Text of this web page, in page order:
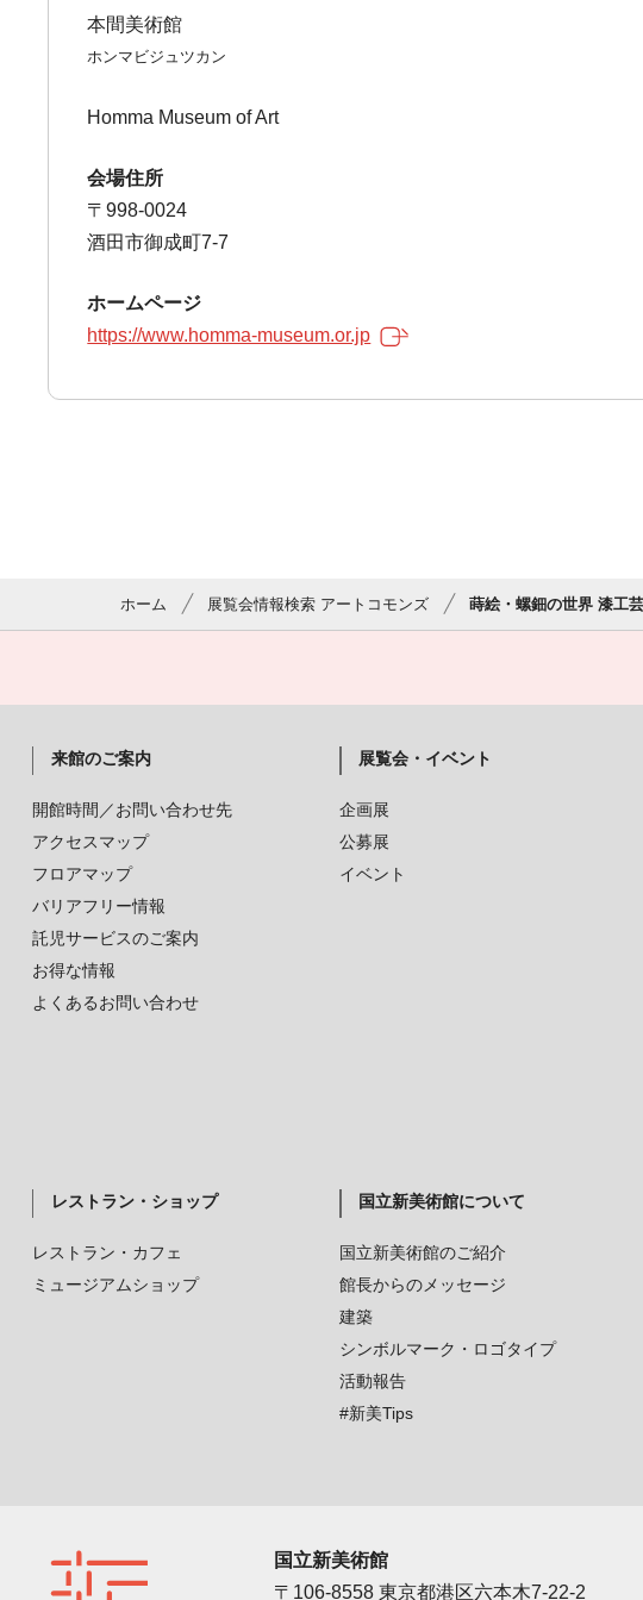
本間美術館
ホンマビジュツカン
Homma Museum of Art
会場住所
〒998-0024
酒田市御成町7-7
ホームページ
https://www.homma-museum.or.jp
ホーム 展覧会情報検索 アートコモンズ 蒔絵・螺鈿の世界 漆工
来館のご案内
開館時間／お問い合わせ先
アクセスマップ
フロアマップ
バリアフリー情報
託児サービスのご案内
お得な情報
よくあるお問い合わせ
展覧会・イベント
企画展
公募展
イベント
レストラン・ショップ
レストラン・カフェ
ミュージアムショップ
国立新美術館について
国立新美術館のご紹介
館長からのメッセージ
建築
シンボルマーク・ロゴタイプ
活動報告
#新美Tips
国立新美術館
〒106-8558 東京都港区六本木7-22-2